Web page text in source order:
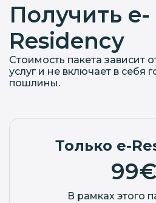
Получить e-
Residency
Стоимость пакета зависит
услуг и не включает в себя
пошлины.
Только e-
99€
В рамках этого